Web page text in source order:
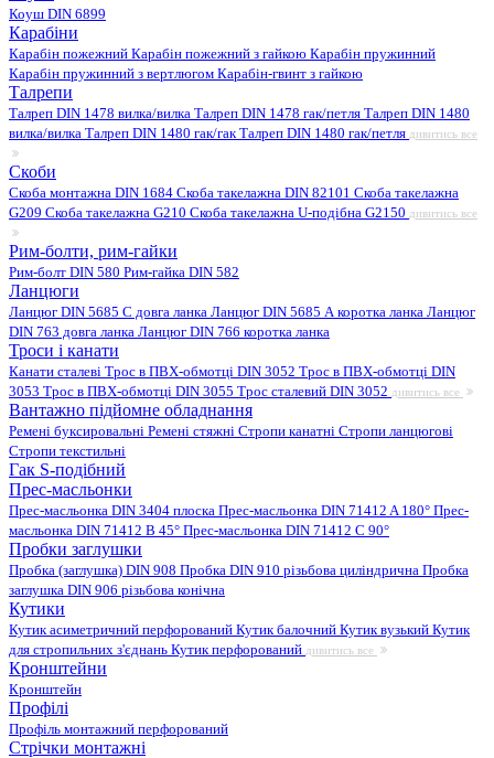
Коуш DIN 6899
Карабіни
Карабін пожежний Карабін пожежний з гайкою Карабін пружинний
Карабін пружинний з вертлюгом Карабін-гвинт з гайкою
Талрепи
Талреп DIN 1478 вилка/вилка Талреп DIN 1478 гак/петля Талреп DIN 1480
вилка/вилка Талреп DIN 1480 гак/гакТалреп DIN 1480 гак/петля дивитись все
Скоби
Скоба монтажна DIN 1684 Скоба такелажна DIN 82101 Скоба такелажна
G209 Скоба такелажна G210 Скоба такелажна U-подібна G2150 дивитись все
Рим-болти, рим-гайки
Рим-болт DIN 580 Рим-гайка DIN 582
Ланцюги
Ланцюг DIN 5685 C довга ланка Ланцюг DIN 5685 А коротка ланка Ланцюг
DIN 763 довга ланка Ланцюг DIN 766 коротка ланка
Троси і канати
Канати сталеві Трос в ПВХ-обмотці DIN 3052 Трос в ПВХ-обмотці DIN
3053 Трос в ПВХ-обмотці DIN 3055 Трос сталевий DIN 3052 дивитись все
Вантажно підйомне обладнання
Ремені буксировальні Ремені стяжні Стропи канатні Стропи ланцюгові
Стропи текстильні
Гак S-подібний
Прес-масльонки
Прес-масльонка DIN 3404 плоска Прес-масльонка DIN 71412 A 180° Прес-
масльонка DIN 71412 B 45° Прес-масльонка DIN 71412 C 90°
Пробки заглушки
Пробка (заглушка) DIN 908 Пробка DIN 910 різьбова циліндрична Пробка
заглушка DIN 906 різьбова конічна
Кутики
Кутик асиметричний перфорований Кутик балочний Кутик вузький Кутик
для стропильних з'єднань Кутик перфорований дивитись все
Кронштейни
Кронштейн
Профілі
Профіль монтажний перфорований
Стрічки монтажні